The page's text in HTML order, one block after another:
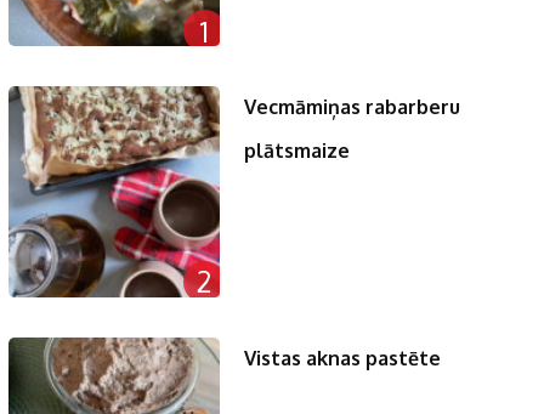
1
2
Vecmāmiņas rabarberu
plātsmaize
Vistas aknas pastēte